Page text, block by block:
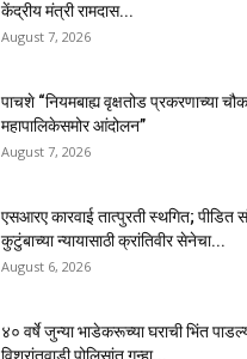
केंद्रीय मंत्री रामदास...
August 7, 2026
पाचशे “नियमबाह्य वृक्षतोड प्रकरणाच्या
महापालिकेसमोर आंदोलन”
August 7, 2026
एसआरए कारवाई तात्पुरती स्थगित; पीडित
कुटुंबाच्या न्यायासाठी क्रांतिवीर सेनेचा...
August 6, 2026
४० वर्षे जुन्या भाडेकरूच्या घराची भिंत